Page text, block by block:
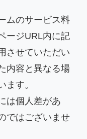
ムのサービス料
ージURL内に記
させていただい
内容と異なる場
ます。
は個人差があ
ではございませ